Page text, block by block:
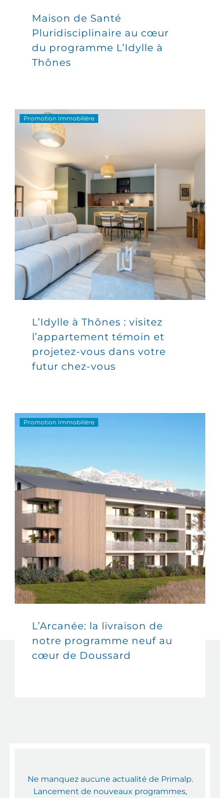
Maison de Santé
Pluridisciplinaire au cœur
du programme L’Idylle à
Thônes
Promotion Immobilière
L’Idylle à Thônes : visitez
l’appartement témoin et
projetez-vous dans votre
futur chez-vous
Promotion Immobilière
L’Arcanée: la livraison de
notre programme neuf au
cœur de Doussard
Ne manquez aucune actualité de Primalp.
Lancement de nouveaux programmes,